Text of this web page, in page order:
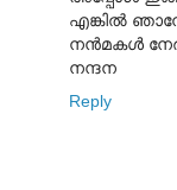
എങ്കില്‍
നന്‍മകള്‍
നന്ദന
Reply